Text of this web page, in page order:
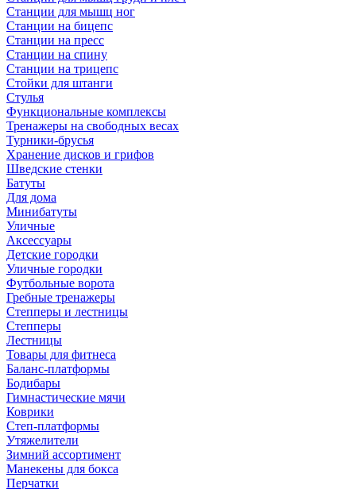
Станции для мышц ног
Станции на бицепс
Станции на пресс
Станции на спину
Станции на трицепс
Стойки для штанги
Стулья
Функциональные комплексы
Тренажеры на свободных весах
Турники-брусья
Хранение дисков и грифов
Шведские стенки
Батуты
Для дома
Минибатуты
Уличные
Аксессуары
Детские городки
Уличные городки
Футбольные ворота
Гребные тренажеры
Степперы и лестницы
Степперы
Лестницы
Товары для фитнеса
Баланс-платформы
Бодибары
Гимнастические мячи
Коврики
Степ-платформы
Утяжелители
Зимний ассортимент
Манекены для бокса
Перчатки